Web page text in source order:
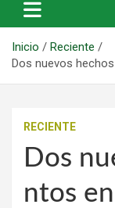
Inicio
Reciente
Dos nuevos
RECIENTE
Dos
ntos